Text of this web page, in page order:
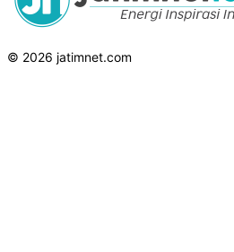
© 2026 jatimnet.com